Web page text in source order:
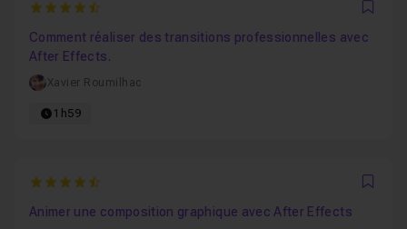
4.8888888888889
Comment réaliser des transitions professionnelles avec
After Effects.
Xavier Roumilhac
1h59
4.9
Animer une composition graphique avec After Effects